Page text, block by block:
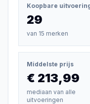
Koopbare
29
van 15 merken
Middelste prijs
€ 213,99
mediaan van alle
uitvoeringen